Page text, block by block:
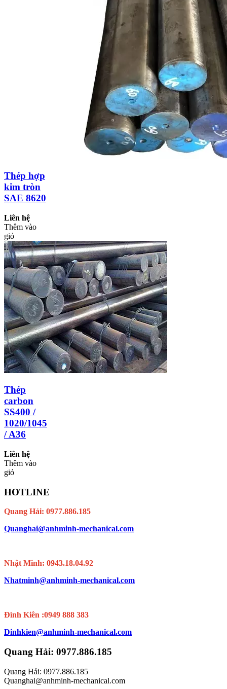
Thép hợp
kim tròn
SAE 8620
Liên hệ
Thêm vào
giỏ
Thép
carbon
SS400 /
1020/1045
/ A36
Liên hệ
Thêm vào
giỏ
HOTLINE
Quang Hải: 0977.886.185
Quanghai@anhminh-mechanical.com
Nhật Minh: 0943.18.04.92
Nhatminh@anhminh-mechanical.com
Đình Kiên :0949 888 383
Dinhkien@anhminh-mechanical.com
Quang Hải: 0977.886.185
Quang Hải: 0977.886.185
Quanghai@anhminh-mechanical.com